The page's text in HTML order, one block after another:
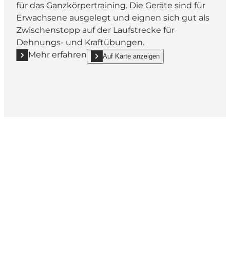
für das Ganzkörpertraining. Die Geräte sind für
Erwachsene ausgelegt und eignen sich gut als
Zwischenstopp auf der Laufstrecke für
Dehnungs- und Kraftübungen.
Mehr erfahren
Mehr erfahren "Outdoor-Fitness Skt. Jørgens
Auf Karte anzeigen
show Outdoor-Fitness Skt. Jørgens Engen